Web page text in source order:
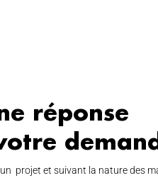
réponse
projet et suivant la nature des